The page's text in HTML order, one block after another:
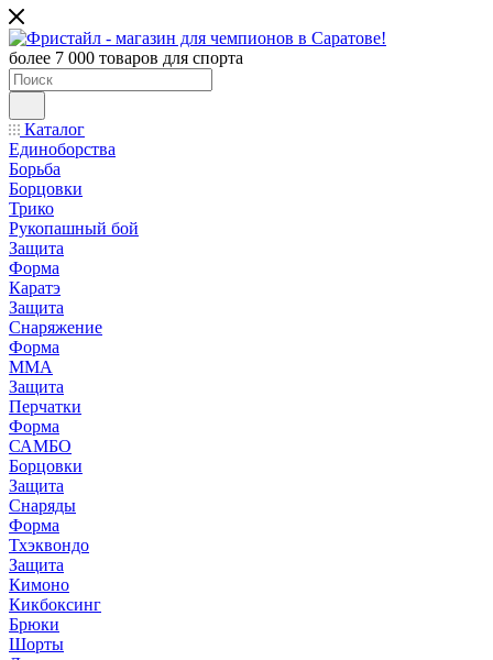
более 7 000 товаров для спорта
Каталог
Единоборства
Борьба
Борцовки
Трико
Рукопашный бой
Защита
Форма
Каратэ
Защита
Снаряжение
Форма
ММА
Защита
Перчатки
Форма
САМБО
Борцовки
Защита
Снаряды
Форма
Тхэквондо
Защита
Кимоно
Кикбоксинг
Брюки
Шорты